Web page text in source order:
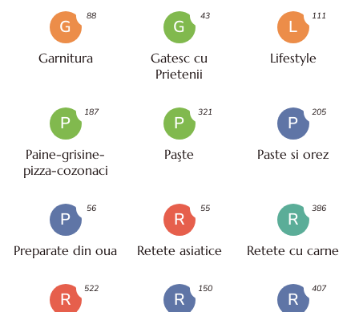
G
Garnitura
88
G
Gatesc cu
Prietenii
43
L
Lifestyle
111
P
Paine-grisine-
pizza-cozonaci
187
P
Paşte
321
P
Paste si orez
205
P
Preparate din oua
56
R
Retete asiatice
55
R
Retete cu carne
386
R
522
R
150
R
407